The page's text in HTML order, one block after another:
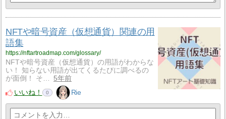
NFTや暗号資産（仮想通貨）関連の用
語集
https://nftartroadmap.com/glossary/
NFTや暗号資産（仮想通貨）の用語がわからな
い！ 知らない用語が出てくるたびに調べるの
が面倒！ そ…
5年前
いいね！
0 Rie